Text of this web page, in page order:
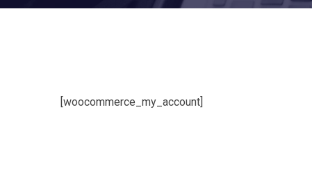
[woocommerce_my_account]